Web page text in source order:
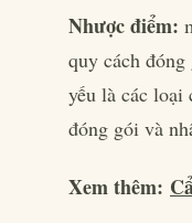
Nhược điểm:
quy cách
yếu là các
đóng gói và
Xem thêm: